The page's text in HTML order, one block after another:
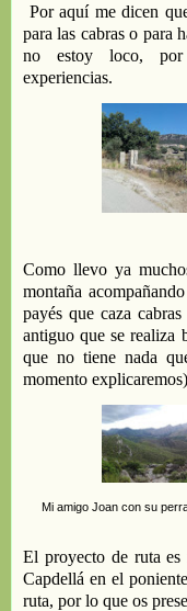
Por aquí me dicen
paralas cabras o para
no estoy loco,
experiencias.
Como llevo ya
montaña
payés que caza cabras
antiguo que se realiza
que no tiene nada
momento explicaremos)
Mi amigo Joan con su
El proyecto de ruta es
Capdellá en el poniente
ruta, por lo que os